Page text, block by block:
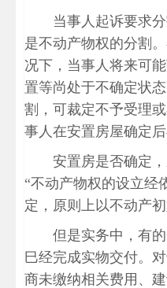
当事人起诉要求
是不动产物权的分割
况下，当事人将来可
置等尚处于不确定状
割，可裁定不予受理
事人在安置房屋确定后
安置房是否确定
“不动产物权的设立经
定，原则上以不动产
但是实务中，有
巳经完成实物交付。
商未缴纳相关费用、